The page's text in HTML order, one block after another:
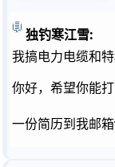
独钓寒江雪:
我搞电力电缆和
你好，希望你能
一份简历到我邮